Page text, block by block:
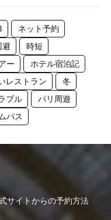
ネット予約
避
時短
ー
ホテル宿泊記
レストラン
冬
ブル
パリ周遊
パス
サイトからの予約方法